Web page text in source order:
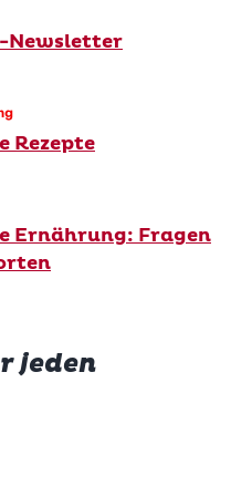
Newsletter
Rezepte
Ernährung: Fragen
jeden